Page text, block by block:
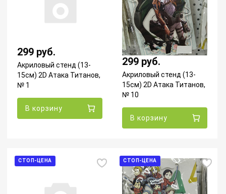
299 руб.
Акриловый стенд (13-
15см) 2D Атака Титанов,
№ 1
В корзину
299 руб.
Акриловый стенд (13-
15см) 2D Атака Титанов,
№ 10
В корзину
СТОП-ЦЕНА СТОП-ЦЕНА